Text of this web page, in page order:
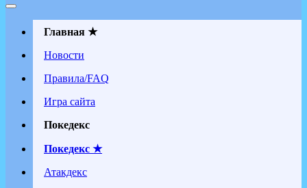
Главная ★
Новости
Правила/FAQ
Игра сайта
Покедекс
Покедекс ★
Атакдекс